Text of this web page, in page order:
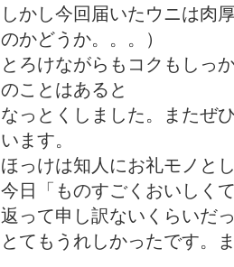
しかし今回届いたウニは肉
のかどうか。。。）
とろけながらもコクもしっ
のことはあると
なっとくしました。またぜ
います。
ほっけは知人にお礼モノと
今日「ものすごくおいしく
返って申し訳ないくらいだ
とてもうれしかったです。